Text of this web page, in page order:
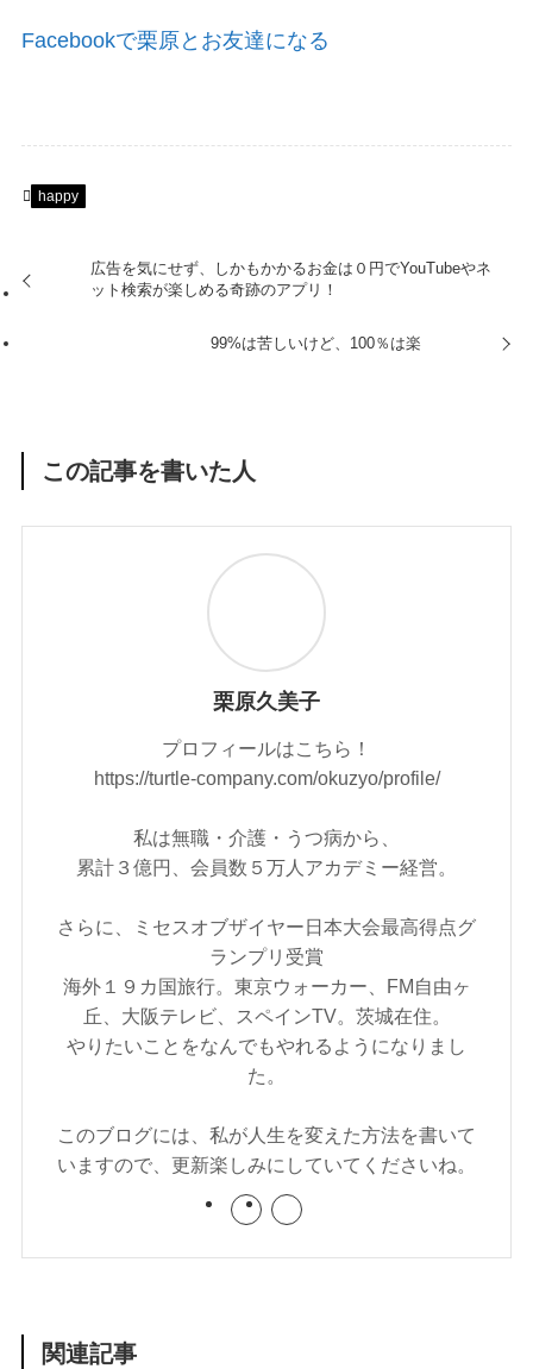
Facebookで栗原とお友達になる
happy
広告を気にせず、しかもかかるお金は０円でYouTubeやネ
ット検索が楽しめる奇跡のアプリ！
99%は苦しいけど、100％は楽
この記事を書いた人
栗原久美子
プロフィールはこちら！
https://turtle-company.com/okuzyo/profile/
私は無職・介護・うつ病から、
累計３億円、会員数５万人アカデミー経営。
さらに、ミセスオブザイヤー日本大会最高得点グ
ランプリ受賞
海外１９カ国旅行。東京ウォーカー、FM自由ヶ
丘、大阪テレビ、スペインTV。茨城在住。
やりたいことをなんでもやれるようになりまし
た。
このブログには、私が人生を変えた方法を書いて
いますので、更新楽しみにしていてくださいね。
関連記事